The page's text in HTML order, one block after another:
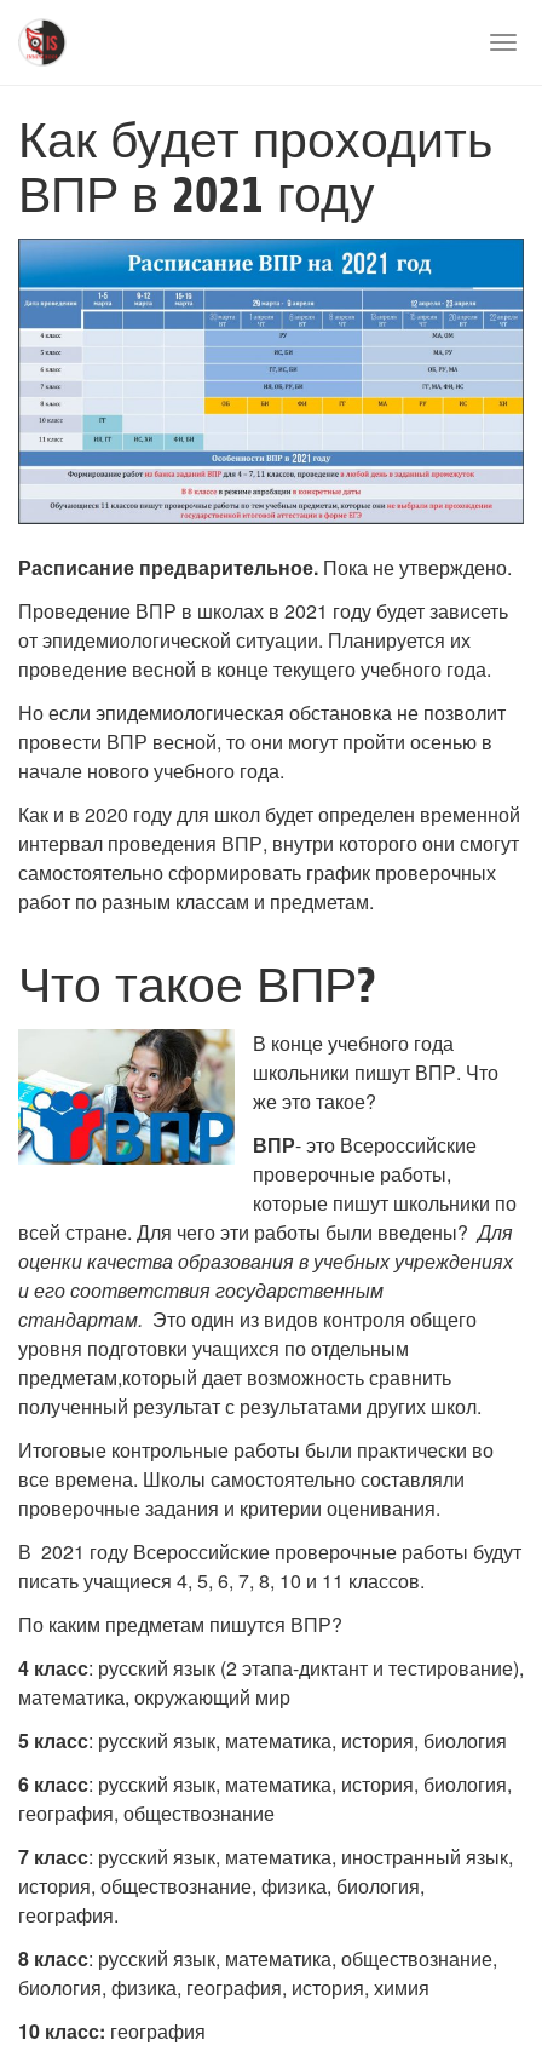
Перейти
основному
Как будет проходить
ВПР в 2021 году
Расписание предварительное. Пока не утверждено.
Проведение ВПР в школах в 2021 году будет зависеть
от эпидемиологической ситуации. Планируется их
проведение весной в конце текущего учебного года.
Но если эпидемиологическая обстановка не позволит
провести ВПР весной, то они могут пройти осенью в
начале нового учебного года.
Как и в 2020 году для школ будет определен временной
интервал проведения ВПР, внутри которого они смогут
самостоятельно сформировать график проверочных
работ по разным классам и предметам.
Что такое ВПР?
В конце учебного года
школьники пишут ВПР. Что
же это такое?
ВПР- это Всероссийские
проверочные работы,
которые пишут школьники по
всей стране. Для чего эти работы были введены?Для
оценки качества образования в учебных учреждениях
и его соответствия государственным
стандартам. Это один из видов контроля общего
уровня подготовки учащихся по отдельным
предметам,который дает возможность сравнить
полученный результат с результатами других школ.
Итоговые контрольные работы были практически во
все времена. Школы самостоятельно составляли
проверочные задания и критерии оценивания.
В 2021 году Всероссийские проверочные работы будут
писать учащиеся 4, 5, 6, 7, 8, 10 и 11 классов.
По каким предметам пишутся ВПР?
4 класс: русский язык (2 этапа-диктант и тестирование),
математика, окружающий мир
5 класс: русский язык, математика, история, биология
6 класс: русский язык, математика, история, биология,
география, обществознание
7 класс: русский язык, математика, иностранный язык,
история, обществознание, физика, биология,
география.
8 класс: русский язык, математика, обществознание,
биология, физика, география, история, химия
10 класс: география